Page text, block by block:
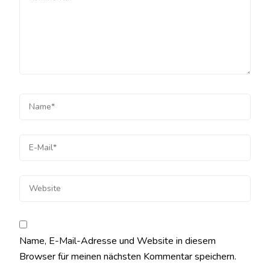
Name, E-Mail-Adresse und Website in diesem
Browser für meinen nächsten Kommentar speichern.